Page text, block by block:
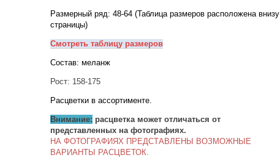
Размерный ряд: 48-64 (Таблица размеров расположена внизу
страницы)
Смотреть таблицу размеров
Состав: меланж
Рост: 158-175
Расцветки в ассортименте.
Внимание: расцветка может отличаться от
представленных на фотографиях.
НА ФОТОГРАФИЯХ ПРЕДСТАВЛЕНЫ ВОЗМОЖНЫЕ
ВАРИАНТЫ РАСЦВЕТОК.